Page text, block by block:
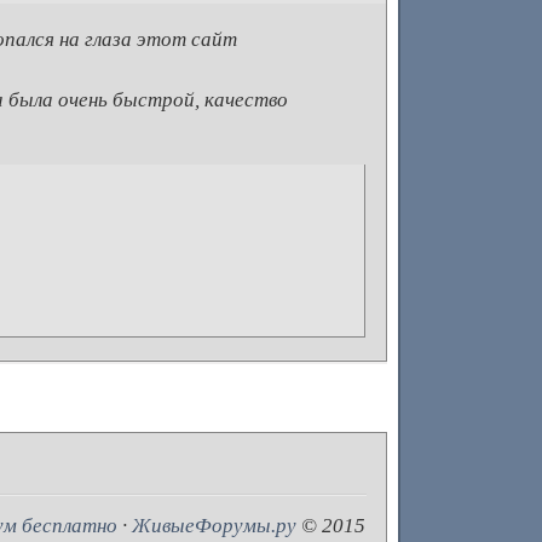
на глаза этот сайт
была очень быстрой, качество
бесплатно · ЖивыеФорумы.ру © 2015